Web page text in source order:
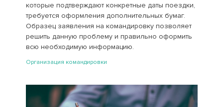
которые подтверждают конкретные даты поездки,
требуется оформления дополнительных бумаг.
Образец заявления на командировку позволяет
решить данную проблему и правильно оформить
всю необходимую информацию.
Организация командировки